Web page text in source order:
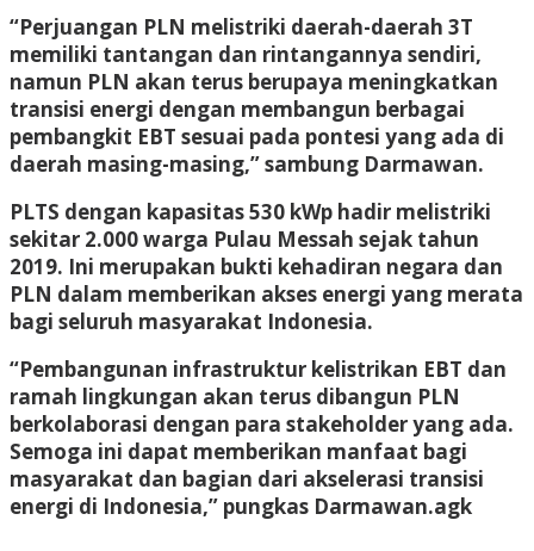
“Perjuangan PLN melistriki daerah-daerah 3T
memiliki tantangan dan rintangannya sendiri,
namun PLN akan terus berupaya meningkatkan
transisi energi dengan membangun berbagai
pembangkit EBT sesuai pada pontesi yang ada di
daerah masing-masing,” sambung Darmawan.
PLTS dengan kapasitas 530 kWp hadir melistriki
sekitar 2.000 warga Pulau Messah sejak tahun
2019. Ini merupakan bukti kehadiran negara dan
PLN dalam memberikan akses energi yang merata
bagi seluruh masyarakat Indonesia.
“Pembangunan infrastruktur kelistrikan EBT dan
ramah lingkungan akan terus dibangun PLN
berkolaborasi dengan para stakeholder yang ada.
Semoga ini dapat memberikan manfaat bagi
masyarakat dan bagian dari akselerasi transisi
energi di Indonesia,” pungkas Darmawan.agk